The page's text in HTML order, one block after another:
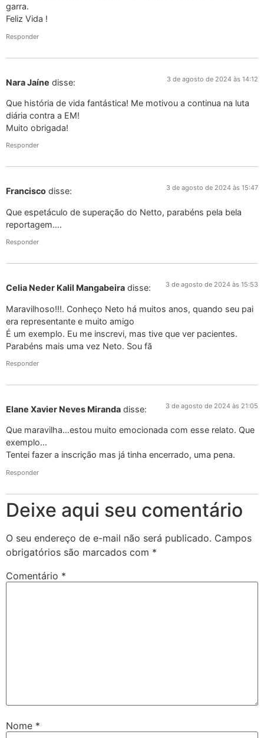
garra.
Feliz Vida !
Responder
Nara Jaíne disse: 3 de agosto de 2024 às 14:12
Que história de vida fantástica! Me motivou a continua na luta
diária contra a EM!
Muito obrigada!
Responder
Francisco disse: 3 de agosto de 2024 às 15:47
Que espetáculo de superação do Netto, parabéns pela bela
reportagem….
Responder
Celia Neder Kalil Mangabeira disse: 3 de agosto de 2024 às 15:53
Maravilhoso!!!. Conheço Neto há muitos anos, quando seu pai
era representante e muito amigo
É um exemplo. Eu me inscrevi, mas tive que ver pacientes.
Parabéns mais uma vez Neto. Sou fã
Responder
Elane Xavier Neves Miranda disse: 3 de agosto de 2024 às 21:05
Que maravilha…estou muito emocionada com esse relato. Que
exemplo…
Tentei fazer a inscrição mas já tinha encerrado, uma pena.
Responder
Deixe aqui seu comentário
O seu endereço de e-mail não será publicado. Campos
obrigatórios são marcados com *
Comentário *
Nome *